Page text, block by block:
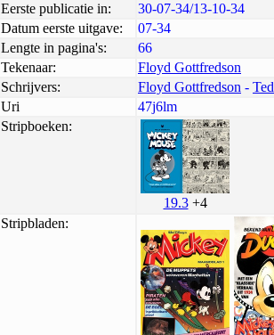
Eerste publicatie in:
30-07-34/13-10-34
Datum eerste uitgave:
07-34
Lengte in pagina's:
66
Tekenaar:
Floyd Gottfredson
Schrijvers:
Floyd Gottfredson -
Uri
47j6lm
Stripboeken:
19.3+4
Stripbladen: